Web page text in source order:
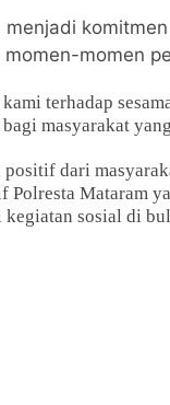
momen
terhadap
masyarakat
dari
Mataram
sosial di